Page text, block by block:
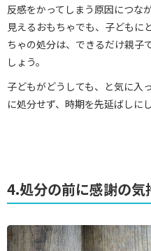
反感をかってしまう原因につな
見えるおもちゃでも、子どもに
ちゃの処分は、できるだけ親子
しょう。
子どもがどうしても、と気に入
に処分せず、時期を先延ばしに
4.処分の前に感謝の気